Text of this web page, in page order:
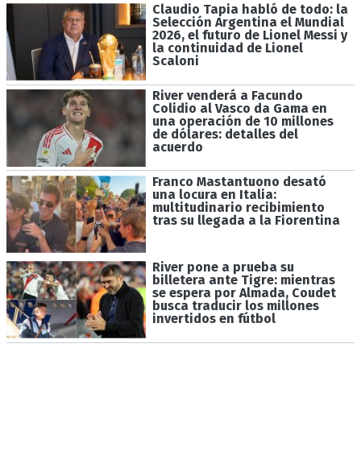
Claudio Tapia habló de todo: la
Selección Argentina el Mundial
2026, el futuro de Lionel Messi y
la continuidad de Lionel
Scaloni
River venderá a Facundo
Colidio al Vasco da Gama en
una operación de 10 millones
de dólares: detalles del
acuerdo
Franco Mastantuono desató
una locura en Italia:
multitudinario recibimiento
tras su llegada a la Fiorentina
River pone a prueba su
billetera ante Tigre: mientras
se espera por Almada, Coudet
busca traducir los millones
invertidos en fútbol